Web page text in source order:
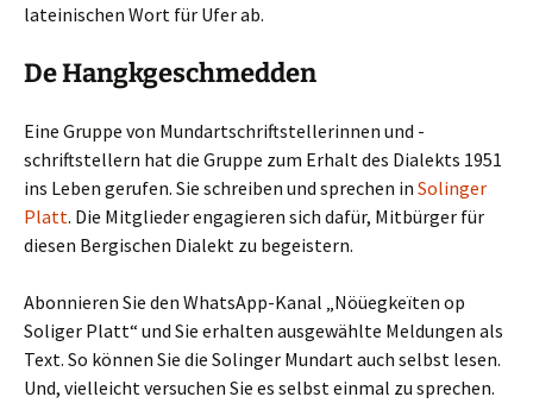
lateinischen Wort für Ufer ab.
De Hangkgeschmedden
Eine Gruppe von Mundartschriftstellerinnen und -
schriftstellern hat die Gruppe zum Erhalt des Dialekts 1951
ins Leben gerufen. Sie schreiben und sprechen in Solinger
Platt. Die Mitglieder engagieren sich dafür, Mitbürger für
diesen Bergischen Dialekt zu begeistern.
Abonnieren Sie den WhatsApp-Kanal „Nöüegkeïten op
Soliger Platt“ und Sie erhalten ausgewählte Meldungen als
Text. So können Sie die Solinger Mundart auch selbst lesen.
Und, vielleicht versuchen Sie es selbst einmal zu sprechen.